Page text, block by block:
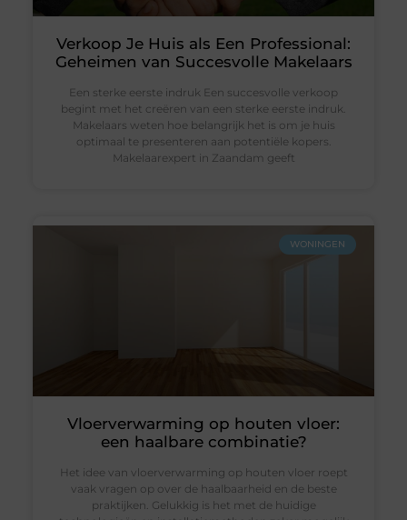
Verkoop Je Huis als Een Professional:
Geheimen van Succesvolle Makelaars
Een sterke eerste indruk Een succesvolle verkoop
begint met het creëren van een sterke eerste indruk.
Makelaars weten hoe belangrijk het is om je huis
optimaal te presenteren aan potentiële kopers.
Makelaarexpert in Zaandam geeft
WONINGEN
Vloerverwarming op houten vloer:
een haalbare combinatie?
Het idee van vloerverwarming op houten vloer roept
vaak vragen op over de haalbaarheid en de beste
praktijken. Gelukkig is het met de huidige